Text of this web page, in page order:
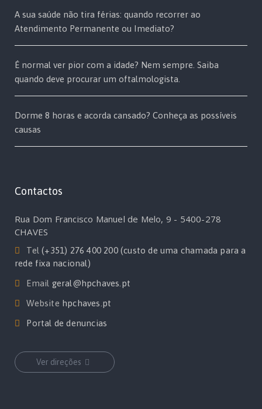
A sua saúde não tira férias: quando recorrer ao
Atendimento Permanente ou Imediato?
É normal ver pior com a idade? Nem sempre. Saiba
quando deve procurar um oftalmologista.
Dorme 8 horas e acorda cansado? Conheça as possíveis
causas
Contactos
Rua Dom Francisco Manuel de Melo, 9 - 5400-278
CHAVES
Tel(+351) 276 400 200 (custo de uma chamada para a
rede fixa nacional)
Email geral@hpchaves.pt
Website hpchaves.pt
Portal de denuncias
Ver direções